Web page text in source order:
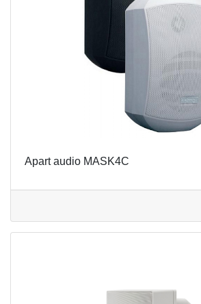
Apart audio MASK4C